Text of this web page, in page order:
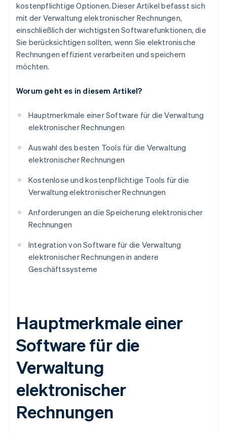
kostenpflichtige Optionen. Dieser Artikel befasst sich
mit der Verwaltung elektronischer Rechnungen,
einschließlich der wichtigsten Softwarefunktionen, die
Sie berücksichtigen sollten, wenn Sie elektronische
Rechnungen effizient verarbeiten und speichern
möchten.
Worum geht es in diesem Artikel?
Hauptmerkmale einer Software für die Verwaltung
elektronischer Rechnungen
Auswahl des besten Tools für die Verwaltung
elektronischer Rechnungen
Kostenlose und kostenpflichtige Tools für die
Verwaltung elektronischer Rechnungen
Anforderungen an die Speicherung elektronischer
Rechnungen
Integration von Software für die Verwaltung
elektronischer Rechnungen in andere
Geschäftssysteme
Hauptmerkmale einer
Software für die
Verwaltung
elektronischer
Rechnungen